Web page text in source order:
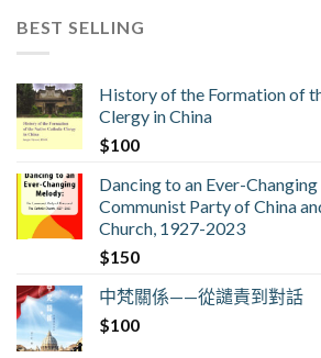
BEST SELLING
History of the Formation of
Clergy in China
$100
Dancing to an Ever-
Communist Party of China
Church, 1927-2023
$150
中梵關係——從譴責到對話
$100